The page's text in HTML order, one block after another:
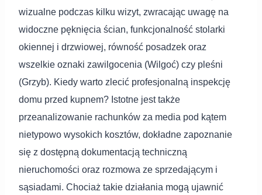
wizualne podczas kilku wizyt, zwracając uwagę na
widoczne pęknięcia ścian, funkcjonalność stolarki
okiennej i drzwiowej, równość posadzek oraz
wszelkie oznaki zawilgocenia (Wilgoć) czy pleśni
(Grzyb). Kiedy warto zlecić profesjonalną inspekcję
domu przed kupnem? Istotne jest także
przeanalizowanie rachunków za media pod kątem
nietypowo wysokich kosztów, dokładne zapoznanie
się z dostępną dokumentacją techniczną
nieruchomości oraz rozmowa ze sprzedającym i
sąsiadami. Chociaż takie działania mogą ujawnić